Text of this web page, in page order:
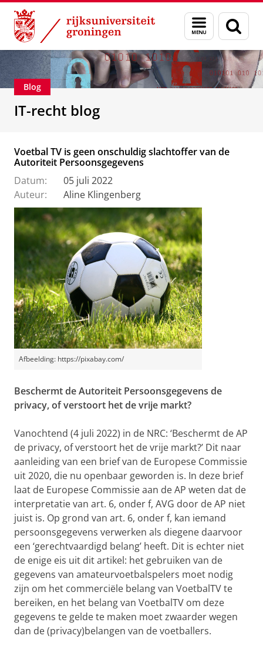
Skip
Content
Skip
Navigation
Menu
en
zoeken
Over ons IT-Recht
Blog
IT-recht blog
Voetbal TV is geen onschuldig slachtoffer van de
Autoriteit Persoonsgegevens
Datum:
05 juli 2022
Auteur:
Aline Klingenberg
Afbeelding: https://pixabay.com/
Beschermt de Autoriteit Persoonsgegevens de
privacy, of verstoort het de vrije markt?
Vanochtend (4 juli 2022) in de NRC: ‘Beschermt de AP
de privacy, of verstoort het de vrije markt?’ Dit naar
aanleiding van een brief van de Europese Commissie
uit 2020, die nu openbaar geworden is. In deze brief
laat de Europese Commissie aan de AP weten dat de
interpretatie van art. 6, onder f, AVG door de AP niet
juist is. Op grond van art. 6, onder f, kan iemand
persoonsgegevens verwerken als diegene daarvoor
een ‘gerechtvaardigd belang’ heeft. Dit is echter niet
de enige eis uit dit artikel: het gebruiken van de
gegevens van amateurvoetbalspelers moet nodig
zijn om het commerciële belang van VoetbalTV te
bereiken, en het belang van VoetbalTV om deze
gegevens te gelde te maken moet zwaarder wegen
dan de (privacy)belangen van de voetballers.